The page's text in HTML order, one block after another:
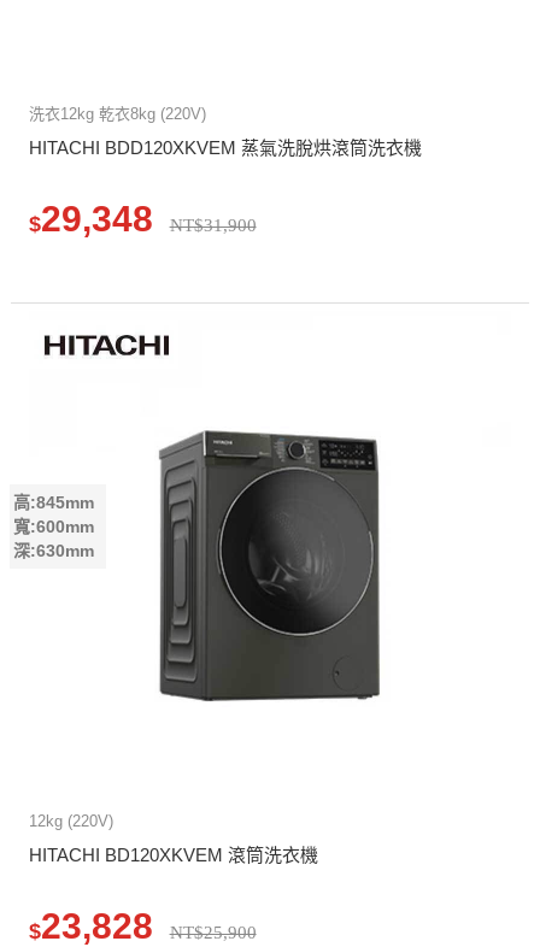
洗衣12kg 乾衣8kg (220V)
HITACHI BDD120XKVEM 蒸氣洗脫烘滾筒洗衣機
$29,348 NT$31,900
高:845mm
寬:600mm
深:630mm
12kg (220V)
HITACHI BD120XKVEM 滾筒洗衣機
$23,828 NT$25,900